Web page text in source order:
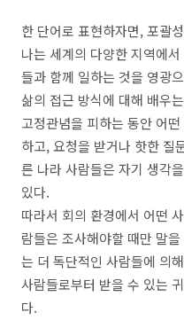
한 단어로 표현하자면, 포
나는 세계의 다양한 지역에
들과 함께 일하는 것을 영광
삶의 접근 방식에 대해 배우
고정관념을 피하는 동안 어
하고, 요청을 받거나 핫한 질
른 나라 사람들은 자기 생각
있다.
따라서 회의 환경에서 어떤
람들은 조사해야할 때만 말
는 더 독단적인 사람들에 의
사람들로부터 받을 수 있는
다.